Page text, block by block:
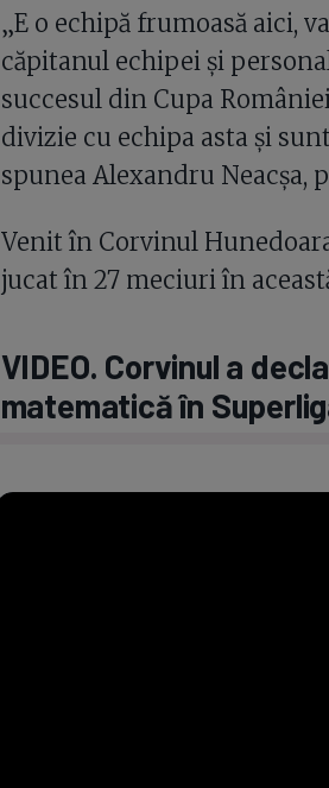
„E o echipă frumoasă aici,
căpitanul echipei și
succesul din Cupa
divizie cu echipa asta și
spunea Alexandru Neacșa,
Venit în Corvinul
jucat în 27 meciuri în
VIDEO. Corvinul a
matematică în